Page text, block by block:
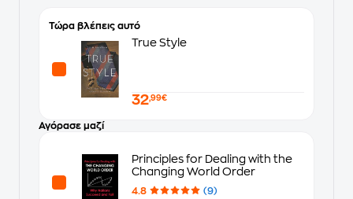
Τώρα βλέπεις αυτό
True Style
32,99€
Αγόρασε μαζί
Principles for Dealing with the
Changing World Order
4.8 (9)